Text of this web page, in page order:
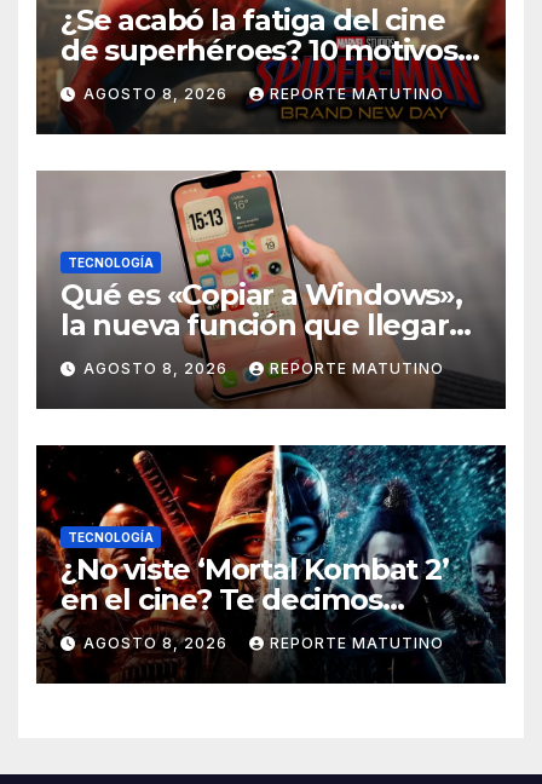
¿Se acabó la fatiga del cine
de superhéroes? 10 motivos
por los que ‘Spider-Man:
Brand New Day» desmiente
esa teoría
AGOSTO 8, 2026 REPORTE MATUTINO
TECNOLOGÍA
Qué es «Copiar a Windows»,
la nueva función que llegará
al iPhone solo para Europa
AGOSTO 8, 2026 REPORTE MATUTINO
TECNOLOGÍA
¿No viste ‘Mortal Kombat 2’
en el cine? Te decimos
dónde verla en streaming
ahora mismo y te damos tres
razones para hacerlo
AGOSTO 8, 2026 REPORTE MATUTINO